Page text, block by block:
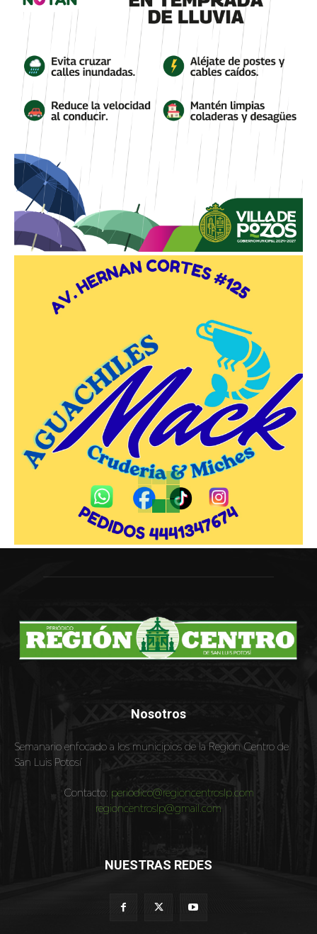
Nosotros
Semanario enfocado a los municipios de la Región Centro de
San Luis Potosí
Contacto: periodico@regioncentroslp.com
regioncentroslp@gmail.com
NUESTRAS REDES